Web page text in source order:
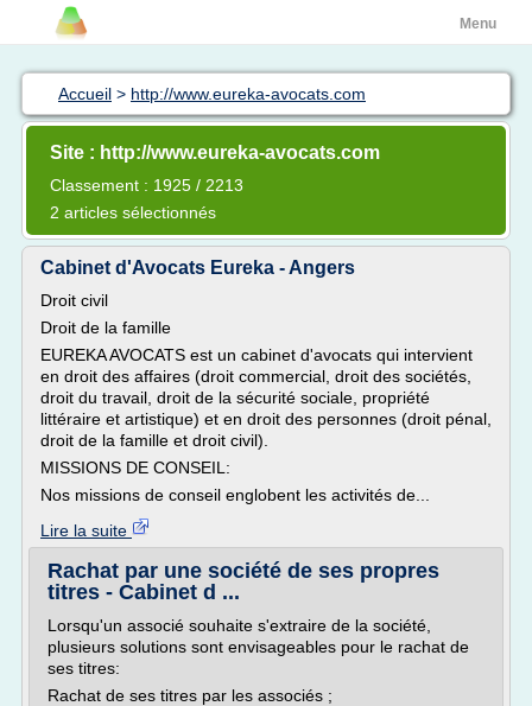
Menu
Accueil > http://www.eureka-avocats.com
Site : http://www.eureka-avocats.com
Classement : 1925 / 2213
2 articles sélectionnés
Cabinet d'Avocats Eureka - Angers
Droit civil
Droit de la famille
EUREKA AVOCATS est un cabinet d'avocats qui intervient
en droit des affaires (droit commercial, droit des sociétés,
droit du travail, droit de la sécurité sociale, propriété
littéraire et artistique) et en droit des personnes (droit pénal,
droit de la famille et droit civil).
MISSIONS DE CONSEIL:
Nos missions de conseil englobent les activités de...
Lire la suite
Rachat par une société de ses propres
titres - Cabinet d ...
Lorsqu'un associé souhaite s'extraire de la société,
plusieurs solutions sont envisageables pour le rachat de
ses titres:
Rachat de ses titres par les associés ;